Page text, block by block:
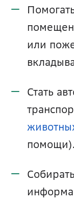
или
Стать
помощи).